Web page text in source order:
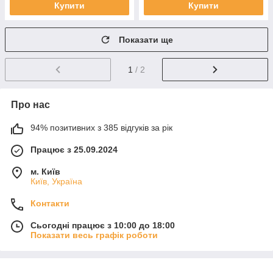
Купити Купити
Показати ще
1 / 2
Про нас
94% позитивних з 385 відгуків за рік
Працює з 25.09.2024
м. Київ
Київ, Україна
Контакти
Сьогодні працює з 10:00 до 18:00
Показати весь графік роботи